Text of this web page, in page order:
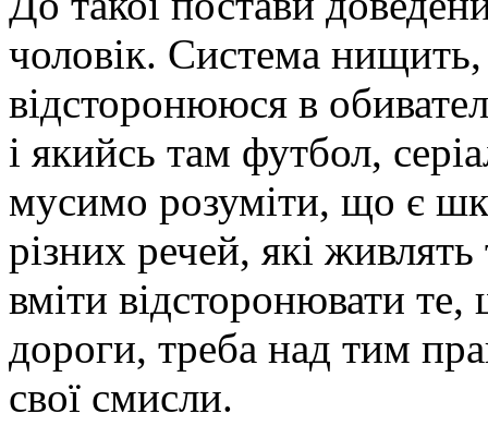
чоловік. Система
відсторонююся в
і якийсь там футбол,
мусимо розуміти, що є
різних речей, які
вміти відсторонювати
дороги, треба над тим
свої смисли.